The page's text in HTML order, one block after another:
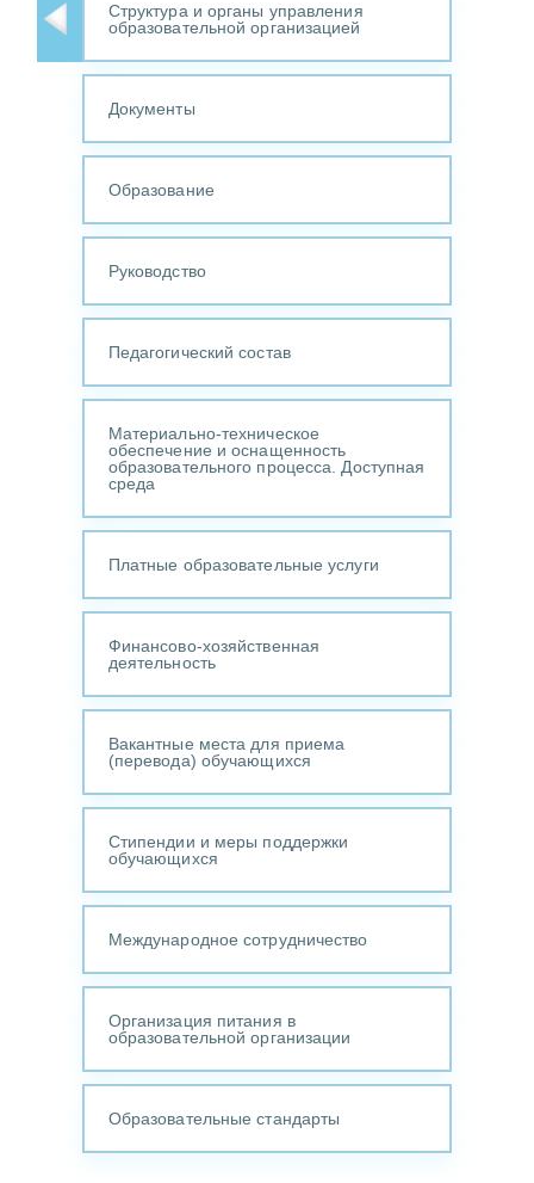
Структура и органы управления
образовательной организацией
Документы
Образование
Руководство
Педагогический состав
Материально-техническое
обеспечение и оснащенность
образовательного процесса. Доступная
среда
Платные образовательные услуги
Финансово-хозяйственная
деятельность
Вакантные места для приема
(перевода) обучающихся
Стипендии и меры поддержки
обучающихся
Международное сотрудничество
Организация питания в
образовательной организации
Образовательные стандарты